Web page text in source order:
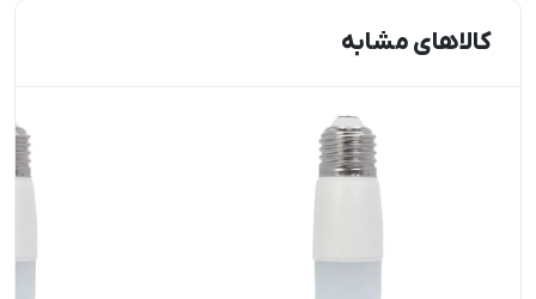
کالاهای مشابه